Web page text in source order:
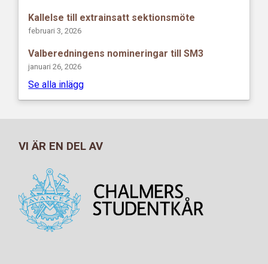
Kallelse till extrainsatt sektionsmöte
februari 3, 2026
Valberedningens nomineringar till SM3
januari 26, 2026
Se alla inlägg
VI ÄR EN DEL AV